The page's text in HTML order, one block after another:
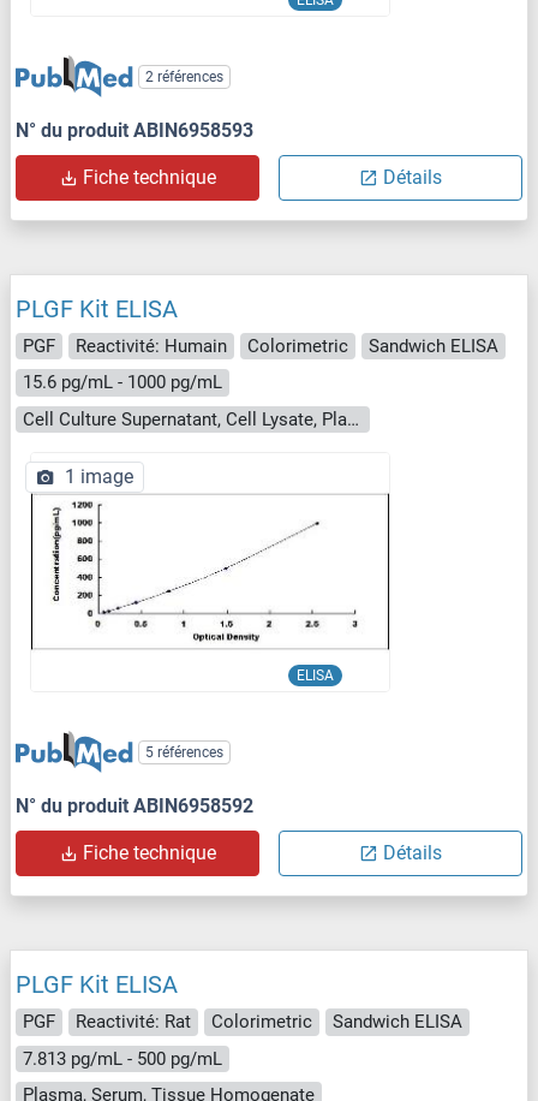
2 références
N° du produit ABIN6958593
Fiche technique Détails
PLGF Kit ELISA
PGF Reactivité: Humain Colorimetric
Sandwich ELISA
15.6 pg/mL - 1000 pg/mL
Cell Culture Supernatant, Cell Lysate, Plasma, Serum, Tissue Homogenate
ELISA
1 image
5 références
N° du produit ABIN6958592
Fiche technique Détails
PLGF Kit ELISA
PGF Reactivité: Rat Colorimetric
Sandwich ELISA
7.813 pg/mL - 500 pg/mL
Plasma, Serum, Tissue Homogenate